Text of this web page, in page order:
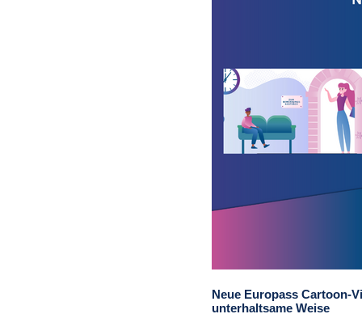
Neue Europass Cartoon-
unterhaltsame Weise